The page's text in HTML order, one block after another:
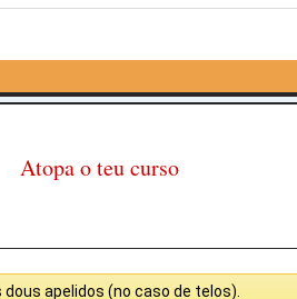
Atopa o teu curso
apelidos (no caso de telos).